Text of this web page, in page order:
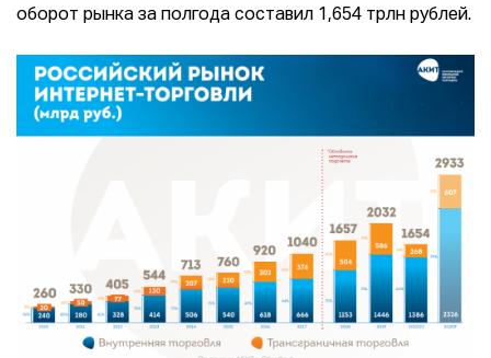
оборот рынка за полгода составил 1,654 трлн рублей.